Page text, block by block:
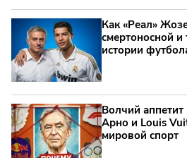
Как «Реал»
смертоносной
истории
Волчий
Арно и Louis
мировой спорт